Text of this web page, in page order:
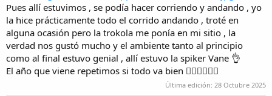
Pues allí estuvimos , se podía hacer corriendo y andando , yo
la hice prácticamente todo el corrido andando , troté en
alguna ocasión pero la trokola me ponía en mi sitio , la
verdad nos gustó mucho y el ambiente tanto al principio
como al final estuvo genial , allí estuvo la spiker Vane 👌
El año que viene repetimos si todo va bien 👌🏼💪🏼💪🏼
Última edición: 28 Octubre 2025